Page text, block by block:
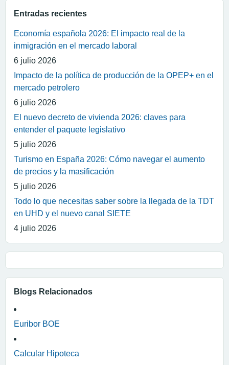
Entradas recientes
Economía española 2026: El impacto real de la
inmigración en el mercado laboral
6 julio 2026
Impacto de la política de producción de la OPEP+ en el
mercado petrolero
6 julio 2026
El nuevo decreto de vivienda 2026: claves para
entender el paquete legislativo
5 julio 2026
Turismo en España 2026: Cómo navegar el aumento
de precios y la masificación
5 julio 2026
Todo lo que necesitas saber sobre la llegada de la TDT
en UHD y el nuevo canal SIETE
4 julio 2026
Blogs Relacionados
Euribor BOE
Calcular Hipoteca